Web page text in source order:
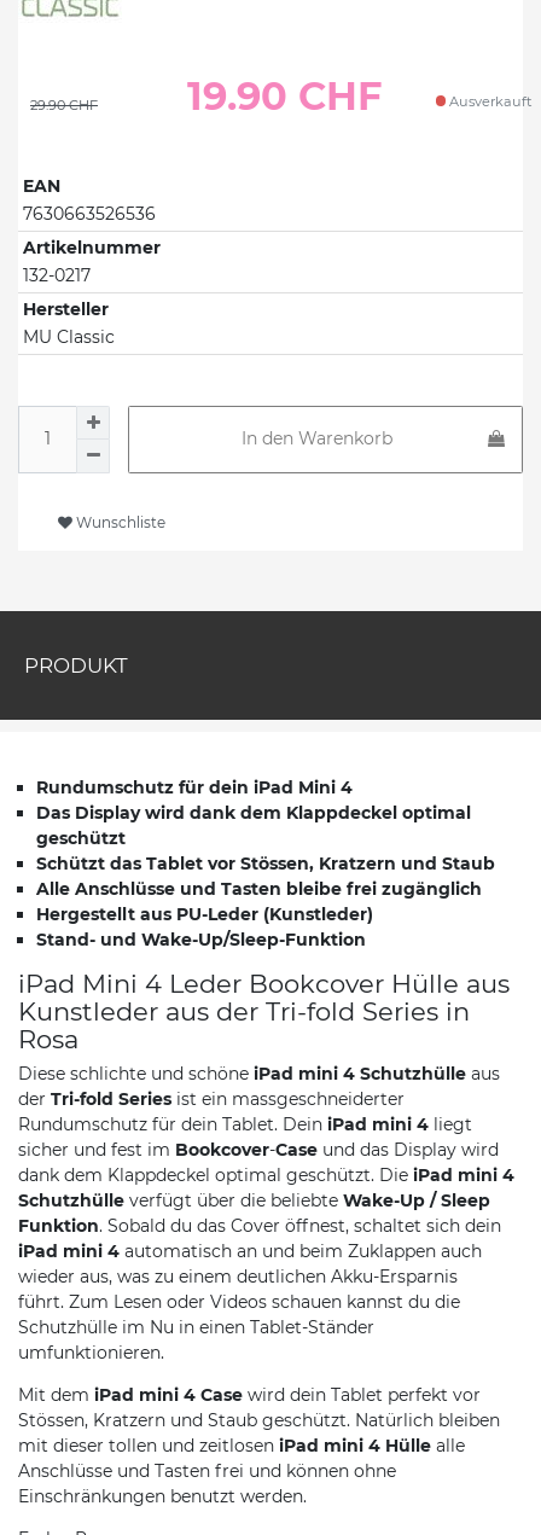
29.90 CHF 19.90 CHF Ausverkauft
EAN
7630663526536
Artikelnummer
132-0217
Hersteller
MU Classic
In den Warenkorb
Wunschliste
PRODUKT
Rundumschutz für dein iPad Mini 4
Das Display wird dank dem Klappdeckel optimal
geschützt
Schützt das Tablet vor Stössen, Kratzern und Staub
Alle Anschlüsse und Tasten bleibe frei zugänglich
Hergestellt aus PU-Leder (Kunstleder)
Stand- und Wake-Up/Sleep-Funktion
iPad Mini 4 Leder Bookcover Hülle aus
Kunstleder aus der Tri-fold Series in
Rosa
Diese schlichte und schöne iPad mini 4 Schutzhülle aus
der Tri-fold Series ist ein massgeschneiderter
Rundumschutz für dein Tablet. Dein iPad mini 4 liegt
sicher und fest im Bookcover-Case und das Display wird
dank dem Klappdeckel optimal geschützt. Die iPad mini 4
Schutzhülle verfügt über die beliebte Wake-Up / Sleep
Funktion. Sobald du das Cover öffnest, schaltet sich dein
iPad mini 4 automatisch an und beim Zuklappen auch
wieder aus, was zu einem deutlichen Akku-Ersparnis
führt. Zum Lesen oder Videos schauen kannst du die
Schutzhülle im Nu in einen Tablet-Ständer
umfunktionieren.
Mit dem iPad mini 4 Case wird dein Tablet perfekt vor
Stössen, Kratzern und Staub geschützt. Natürlich bleiben
mit dieser tollen und zeitlosen iPad mini 4 Hülle alle
Anschlüsse und Tasten frei und können ohne
Einschränkungen benutzt werden.